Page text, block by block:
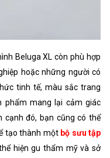
Beluga XL còn phù hợp
hoặc những người có
tinh tế, màu sắc trang
phẩm mang lại cảm giác
cạnh đó, bạn cũng có thể
tạo thành một bộ sưu tập
hiện gu thẩm mỹ và sở